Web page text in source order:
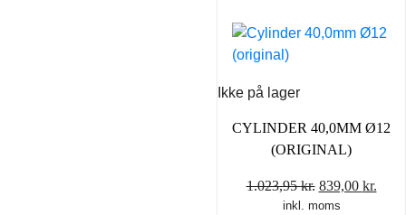
Ikke på lager
CYLINDER 40,0MM Ø12
(ORIGINAL)
1.023,95kr. Den
oprindelige
839,00 kr.
inkl. moms